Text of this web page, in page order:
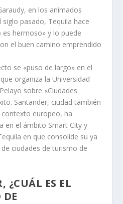
en los animados
pasado, Tequila hace
es hermoso» y lo puede
el buen camino emprendido
se «puso de largo» en el
organiza la Universidad
sobre «Ciudades
Santander, ciudad también
europeo, ha
en el ámbito Smart City y
en que consolide su ya
ciudades de turismo de
¿CUÁL ES EL